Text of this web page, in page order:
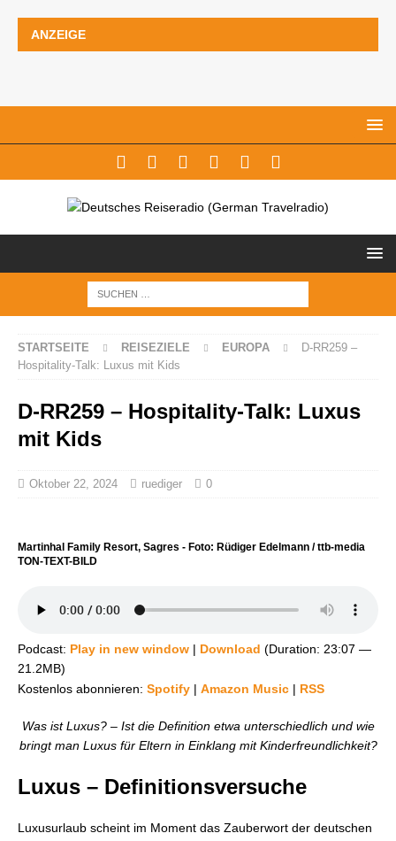
ANZEIGE
STARTSEITE REISEZIELE EUROPA
D-RR259 –
Hospitality-Talk: Luxus mit Kids
D-RR259 – Hospitality-Talk: Luxus
mit Kids
Oktober 22, 2024 ruediger 0
Martinhal Family Resort, Sagres - Foto: Rüdiger Edelmann / ttb-media
TON-TEXT-BILD
Podcast: Play in new window | Download (Duration: 23:07 —
21.2MB)
Kostenlos abonnieren: Spotify | Amazon Music | RSS
Was ist Luxus? – Ist die Definition etwa unterschiedlich und wie
bringt man Luxus für Eltern in Einklang mit Kinderfreundlichkeit?
Luxus – Definitionsversuche
Luxusurlaub scheint im Moment das Zauberwort der deutschen